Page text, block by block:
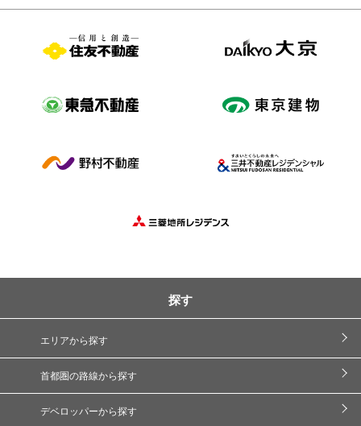
探す
エリアから探す
首都圏の路線から探す
デベロッパーから探す